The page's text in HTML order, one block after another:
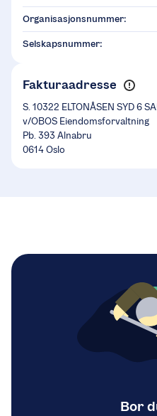
Organisasjonsnummer:
Selskapsnummer:
Fakturaadresse
S. 10322 ELTONÅSEN SYD 6
v/OBOS Eiendomsforvaltning
Pb. 393 Alnabru
0614 Oslo
Bor